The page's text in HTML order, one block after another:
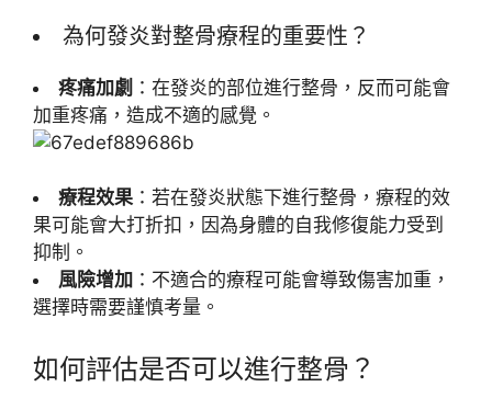
為何發炎對整骨療程的重要性？
疼痛加劇 ：在發炎的部位進行整骨，反而可能會
加重疼痛，造成不適的感覺。
療程效果 ：若在發炎狀態下進行整骨，療程的效
果可能會大打折扣，因為身體的自我修復能力受到
抑制。
風險增加 ：不適合的療程可能會導致傷害加重，
選擇時需要謹慎考量。
如何評估是否可以進行整骨？